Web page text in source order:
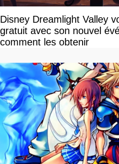
Disney Dreamlight Valley
gratuit avec son nouvel
comment les obtenir